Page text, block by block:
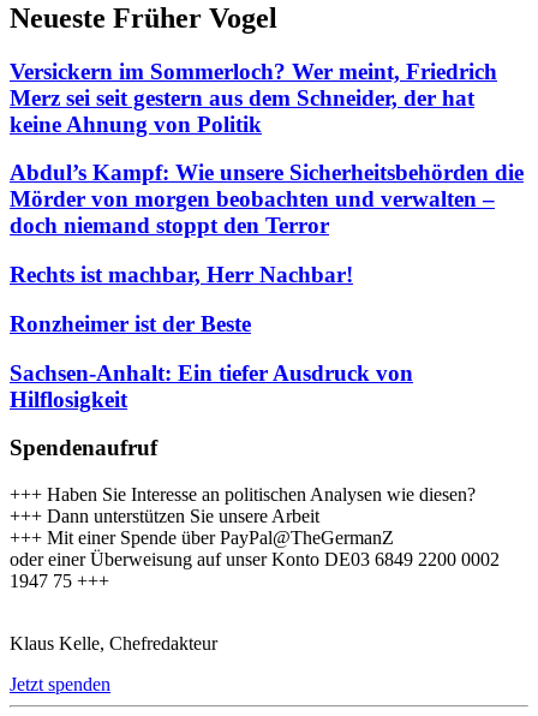
Neueste Früher Vogel
Versickern im Sommerloch? Wer meint, Friedrich
Merz sei seit gestern aus dem Schneider, der hat
keine Ahnung von Politik
Abdul’s Kampf: Wie unsere Sicherheitsbehörden die
Mörder von morgen beobachten und verwalten –
doch niemand stoppt den Terror
Rechts ist machbar, Herr Nachbar!
Ronzheimer ist der Beste
Sachsen-Anhalt: Ein tiefer Ausdruck von
Hilflosigkeit
Spendenaufruf
+++ Haben Sie Interesse an politischen Analysen wie diesen?
+++ Dann unterstützen Sie unsere Arbeit
+++ Mit einer Spende über PayPal@TheGermanZ
oder einer Überweisung auf unser Konto DE03 6849 2200 0002
1947 75 +++
Klaus Kelle, Chefredakteur
Jetzt spenden